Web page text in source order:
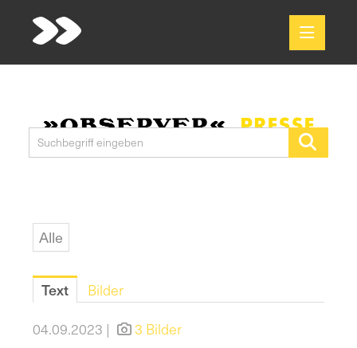
Media
Alle
Text
Bilder
04.09.2023 |
3 Bilder